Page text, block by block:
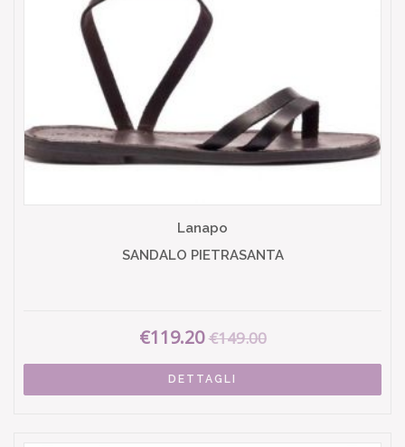
Lanapo
SANDALO PIETRASANTA
€119.20 €149.00
DETTAGLI